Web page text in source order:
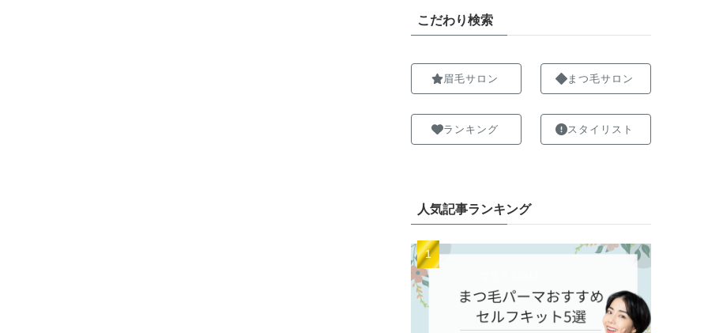
こだわり検索
眉毛サロン
ランキング
まつ毛サロン
スタイリスト
人気記事ランキング